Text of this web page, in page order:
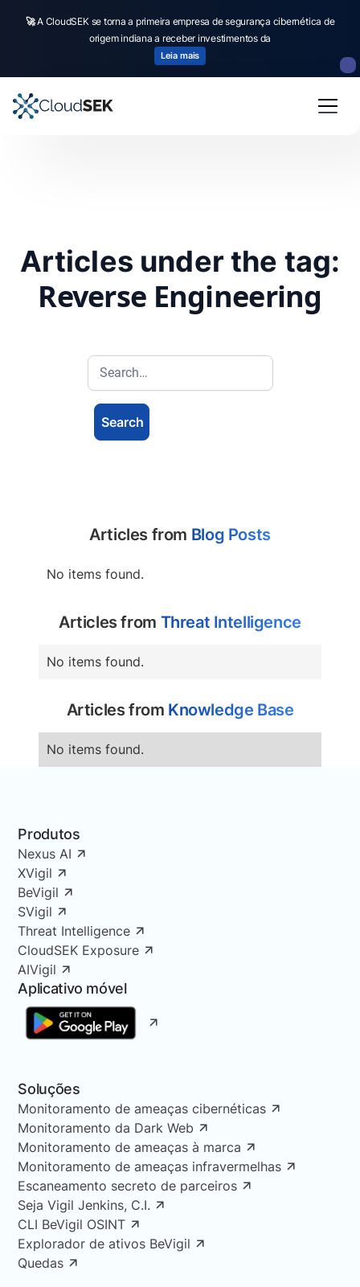
🚀A CloudSEK se torna a primeira empresa de segurança cibernética de
origem indiana a receber investimentos da
Leia mais
Articles under the tag:
Reverse Engineering
Articles from Blog Posts
No items found.
Articles from Threat Intelligence
No items found.
Articles from Knowledge Base
No items found.
Produtos
Nexus AI
XVigil
BeVigil
SVigil
Threat Intelligence
CloudSEK Exposure
AIVigil
Aplicativo móvel
Soluções
Monitoramento de ameaças cibernéticas
Monitoramento da Dark Web
Monitoramento de ameaças à marca
Monitoramento de ameaças infravermelhas
Escaneamento secreto de parceiros
Seja Vigil Jenkins, C.I.
CLI BeVigil OSINT
Explorador de ativos BeVigil
Quedas